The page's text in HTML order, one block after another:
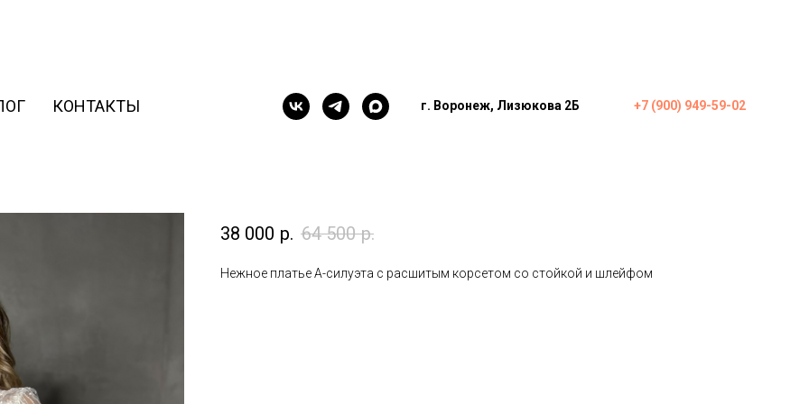
КОНТАКТЫ г. Воронеж, Лизюкова 2Б +7 (900) 949-59-02
38 000 р. 64 500 р.
Нежное платье А-силуэта с расшитым корсетом со стойкой и шлейфом